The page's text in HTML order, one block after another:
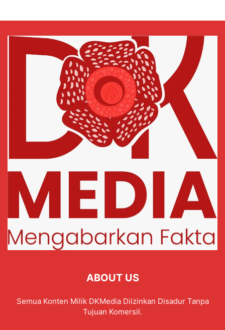
ABOUT US
Semua Konten Milik DKMedia Diizinkan Disadur Tanpa
Tujuan Komersil.